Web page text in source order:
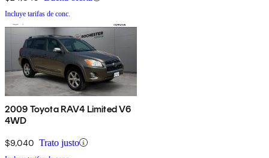
Incluye tarifas de conc.
2009 Toyota RAV4 Limited V6
4WD
$9,040 Trato justo